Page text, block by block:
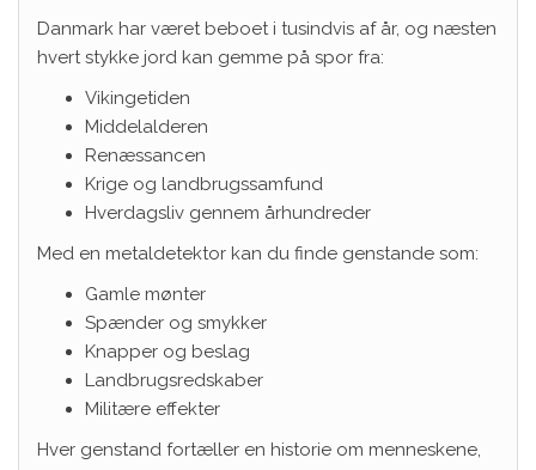
Danmark har været beboet i tusindvis af år, og næsten
hvert stykke jord kan gemme på spor fra:
Vikingetiden
Middelalderen
Renæssancen
Krige og landbrugssamfund
Hverdagsliv gennem århundreder
Med en metaldetektor kan du finde genstande som:
Gamle mønter
Spænder og smykker
Knapper og beslag
Landbrugsredskaber
Militære effekter
Hver genstand fortæller en historie om menneskene,